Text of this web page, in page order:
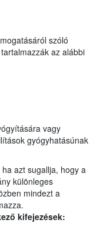
szóló
az alábbi
vagy
gyógyhatásúnak
ha azt sugallja, hogy a
különleges
mindezt a
kifejezések: